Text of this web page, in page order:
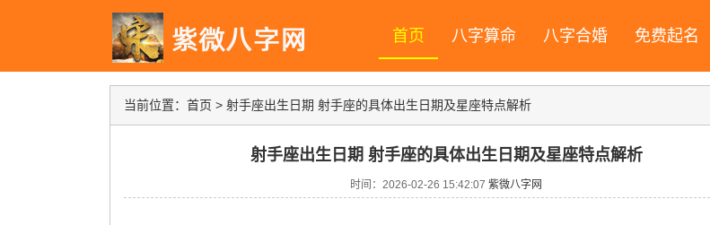
首页 八字算命 八字合婚 免费起名
当前位置： 首页 > 射手座出生日期 射手座的具体出生日期及星座特点解析
射手座出生日期 射手座的具体出生日期及星座特点解析
时间：2026-02-26 15:42:07 紫微八字网